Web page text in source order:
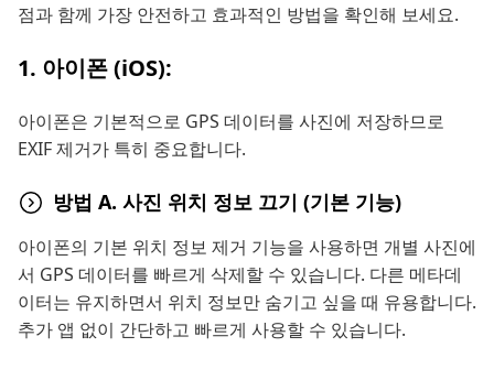
점과 함께 가장 안전하고 효과적인 방법을 확인해 보세요.
1. 아이폰 (iOS):
아이폰은 기본적으로 GPS 데이터를 사진에 저장하므로
EXIF 제거가 특히 중요합니다.
방법 A. 사진 위치 정보 끄기 (기본 기능)
아이폰의 기본 위치 정보 제거 기능을 사용하면 개별 사진에
서 GPS 데이터를 빠르게 삭제할 수 있습니다. 다른 메타데
이터는 유지하면서 위치 정보만 숨기고 싶을 때 유용합니다.
추가 앱 없이 간단하고 빠르게 사용할 수 있습니다.